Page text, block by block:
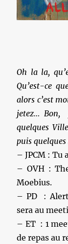
Oh la la,
Qu’est-ce
alors c’est
jetez… Bon,
quelques
puis
– JPCM : Tu
– OVH :
Moebius.
– PD ‏ : Alerte Choucroute : Bernadette Chirac
sera au
– ET : 1
de repas au